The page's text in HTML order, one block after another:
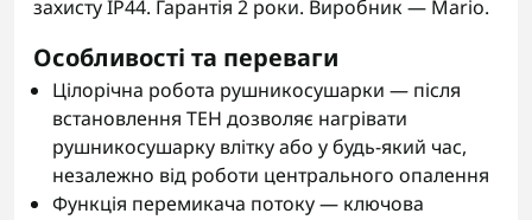
захисту IP44. Гарантія 2 роки. Виробник — Mario.
Особливості та переваги
Цілорічна робота рушникосушарки — після
встановлення ТЕН дозволяє нагрівати
рушникосушарку влітку або у будь-який час,
незалежно від роботи центрального опалення
Функція перемикача потоку — ключова